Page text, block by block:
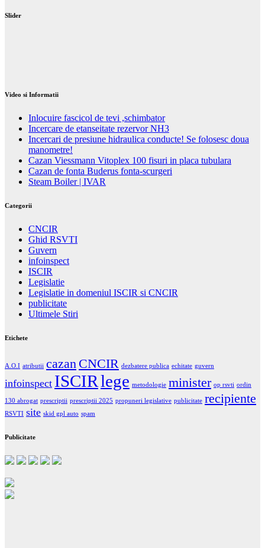
Slider
Video si Informatii
Inlocuire fascicol de tevi ,schimbator
Incercare de etanseitate rezervor NH3
Incercari de presiune hidraulica conducte! Se folosesc doua
manometre!
Cazan Viessmann Vitoplex 100 fisuri in placa tubulara
Cazan de fonta Buderus fonta-scurgeri
Steam Boiler | IVAR
Categorii
CNCIR
Ghid RSVTI
Guvern
infoinspect
ISCIR
Legislatie
Legislatie in domeniul ISCIR si CNCIR
publicitate
Ultimele Stiri
Etichete
A.O.I atributii cazan CNCIR dezbatere publica echitate guvern
infoinspect ISCIRlege metodologie minister op rsvti ordin
130 abrogat prescriptii prescriptii 2025 propuneri legislative publicitate recipiente
RSVTI site skid gpl auto spam
Publicitate